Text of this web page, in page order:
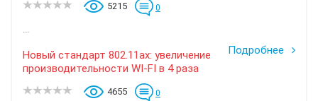
5215 0
...
Подробнее
Новый стандарт 802.11ax: увеличение
производительности WI-FI в 4 раза
4655 0